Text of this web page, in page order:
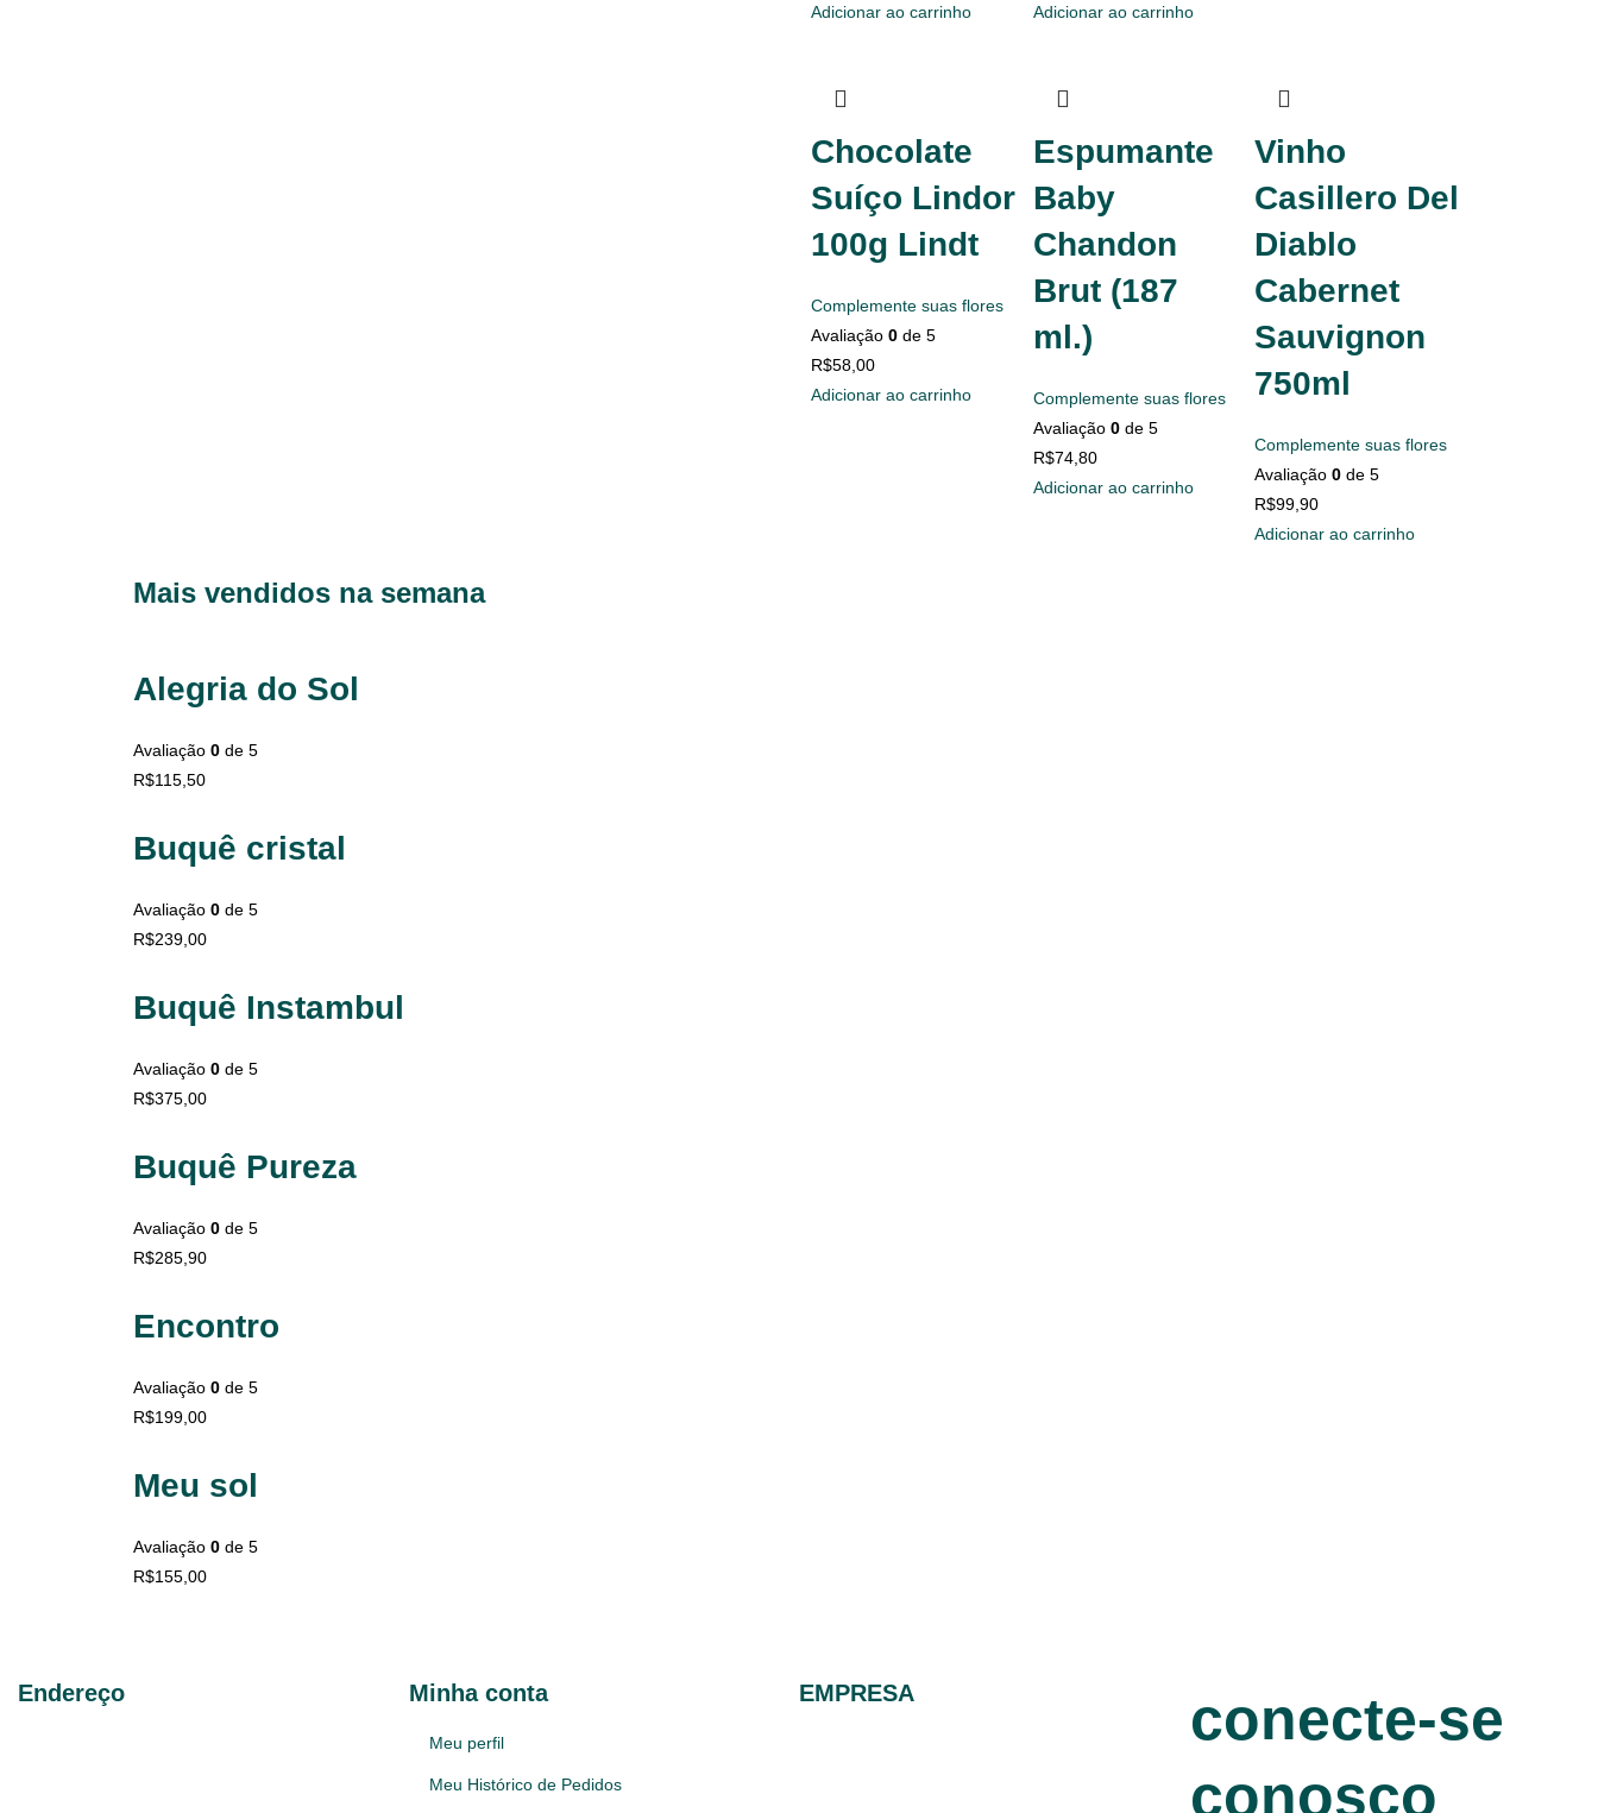
Adicionar ao carrinho
Adicionar ao carrinho
Chocolate
Suíço Lindor
100g Lindt
Complemente suas flores
Avaliação 0 de 5
R$58,00
Adicionar ao carrinho
Espumante
Baby
Chandon
Brut (187
ml.)
Complemente suas flores
Avaliação 0de 5
R$74,80
Adicionar ao carrinho
Vinho
Casillero Del
Diablo
Cabernet
Sauvignon
750ml
Complemente suas flores
Avaliação0 de 5
R$99,90
Adicionar ao carrinho
Mais vendidos na semana
Alegria do Sol
Avaliação 0 de 5
R$115,50
Buquê cristal
Avaliação 0 de 5
R$239,00
Buquê Instambul
Avaliação 0 de 5
R$375,00
Buquê Pureza
Avaliação 0 de 5
R$285,90
Encontro
Avaliação 0 de 5
R$199,00
Meu sol
Avaliação 0 de 5
R$155,00
Endereço Minha conta
Meu perfil
Meu Histórico de Pedidos
EMPRESA
conecte-se
conosco